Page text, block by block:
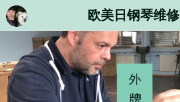
欧美日钢琴维修